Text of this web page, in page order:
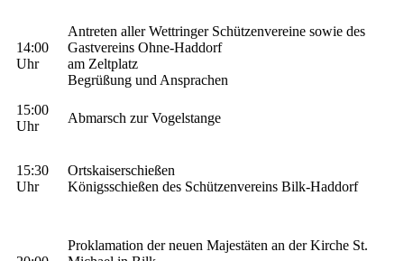
14:00
Uhr
Antreten aller Wettringer Schützenvereine sowie des
Gastvereins Ohne-Haddorf
am Zeltplatz
Begrüßung und Ansprachen
15:00
Uhr
Abmarsch zur Vogelstange
15:30
Uhr
Ortskaiserschießen
Königsschießen des Schützenvereins Bilk-Haddorf
Proklamation der neuen Majestäten an der Kirche St.